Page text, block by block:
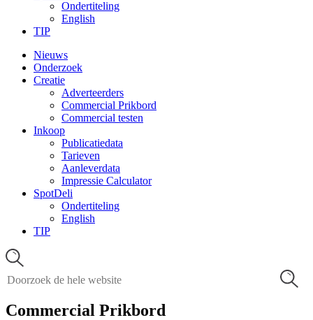
Ondertiteling
English
TIP
Nieuws
Onderzoek
Creatie
Adverteerders
Commercial Prikbord
Commercial testen
Inkoop
Publicatiedata
Tarieven
Aanleverdata
Impressie Calculator
SpotDeli
Ondertiteling
English
TIP
Commercial Prikbord